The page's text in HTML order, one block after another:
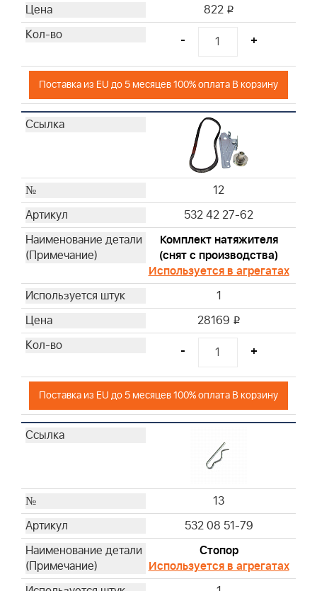
822 i
- +
Поставка из EU до 5 месяцев 100% оплата В корзину
12
532 42 27-62
Комплект натяжителя
(снят с производства)
Используется в агрегатах
1
28169 i
- +
Поставка из EU до 5 месяцев 100% оплата В корзину
13
532 08 51-79
Стопор
Используется в агрегатах